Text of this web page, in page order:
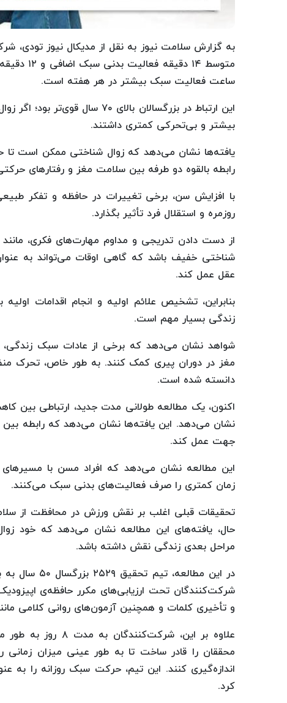
به گزارش سلامت نیوز به نقل از مدیکال نیوز تودی،
ساعت فعالیت سبک بیشتر در هر هفته است.
بیشتر و بی‌تحرکی کمتری داشتند.
یافته‌ها نشان می‌دهد که زوال شناختی ممکن است تا
رابطه بالقوه دو طرفه بین سلامت مغز و رفتارهای
با افزایش سن، برخی تغییرات در حافظه و تفکر
روزمره و استقلال فرد تأثیر بگذارد.
از دست دادن تدریجی و مداوم مهارت‌های فکری،
شناختی خفیف باشد که گاهی اوقات می‌تواند به
عقل عمل کند.
بنابراین، تشخیص علائم اولیه و انجام اقدامات
زندگی بسیار مهم است.
شواهد نشان می‌دهد که برخی از عادات سبک زندگی،
مغز در دوران پیری کمک کنند. به طور خاص، تحرک
دانسته شده است.
اکنون، یک مطالعه طولانی مدت جدید، ارتباطی بین
نشان می‌دهد. این یافته‌ها نشان می‌دهد که رابطه
جهت عمل کند.
این مطالعه نشان می‌دهد که افراد مسن با
زمان کمتری را صرف فعالیت‌های بدنی سبک می‌کنند.
تحقیقات قبلی اغلب بر نقش ورزش در محافظت از
حال، یافته‌های این مطالعه نشان می‌دهد که خود
مراحل بعدی زندگی نقش داشته باشد.
شرکت‌کنندگان تحت ارزیابی‌های مکرر حافظه‌ی
و تأخیری کلمات و همچنین آزمون‌های روانی کلامی
علاوه بر این،
محققان را قادر ساخت تا به طور عینی میزان
اندازه‌گیری کنند. این تیم، حرکت سبک روزانه را به
کرد.